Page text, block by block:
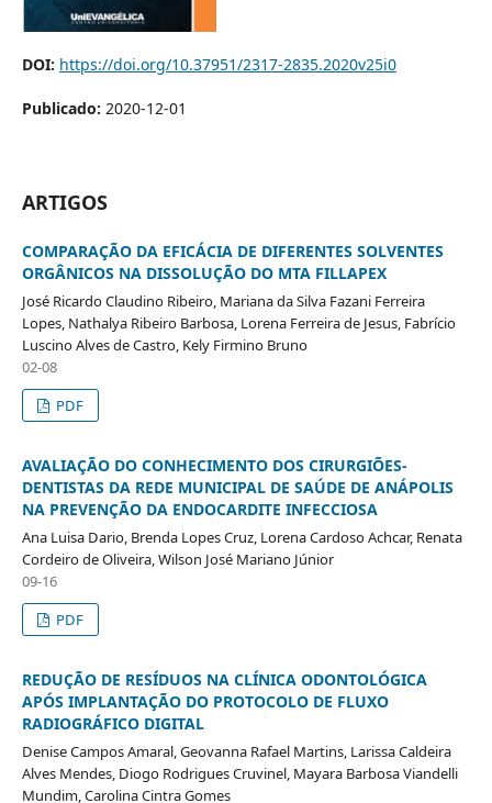
DOI: https://doi.org/10.37951/2317-2835.2020v25i0
Publicado: 2020-12-01
ARTIGOS
COMPARAÇÃO DA EFICÁCIA DE DIFERENTES SOLVENTES
ORGÂNICOS NA DISSOLUÇÃO DO MTA FILLAPEX
José Ricardo Claudino Ribeiro, Mariana da Silva Fazani Ferreira
Lopes, Nathalya Ribeiro Barbosa, Lorena Ferreira de Jesus, Fabrício
Luscino Alves de Castro, Kely Firmino Bruno
02-08
PDF
AVALIAÇÃO DO CONHECIMENTO DOS CIRURGIÕES-
DENTISTAS DA REDE MUNICIPAL DE SAÚDE DE ANÁPOLIS
NA PREVENÇÃO DA ENDOCARDITE INFECCIOSA
Ana Luisa Dario, Brenda Lopes Cruz, Lorena Cardoso Achcar, Renata
Cordeiro de Oliveira, Wilson José Mariano Júnior
09-16
PDF
REDUÇÃO DE RESÍDUOS NA CLÍNICA ODONTOLÓGICA
APÓS IMPLANTAÇÃO DO PROTOCOLO DE FLUXO
RADIOGRÁFICO DIGITAL
Denise Campos Amaral, Geovanna Rafael Martins, Larissa Caldeira
Alves Mendes, Diogo Rodrigues Cruvinel, Mayara Barbosa Viandelli
Mundim, Carolina Cintra Gomes